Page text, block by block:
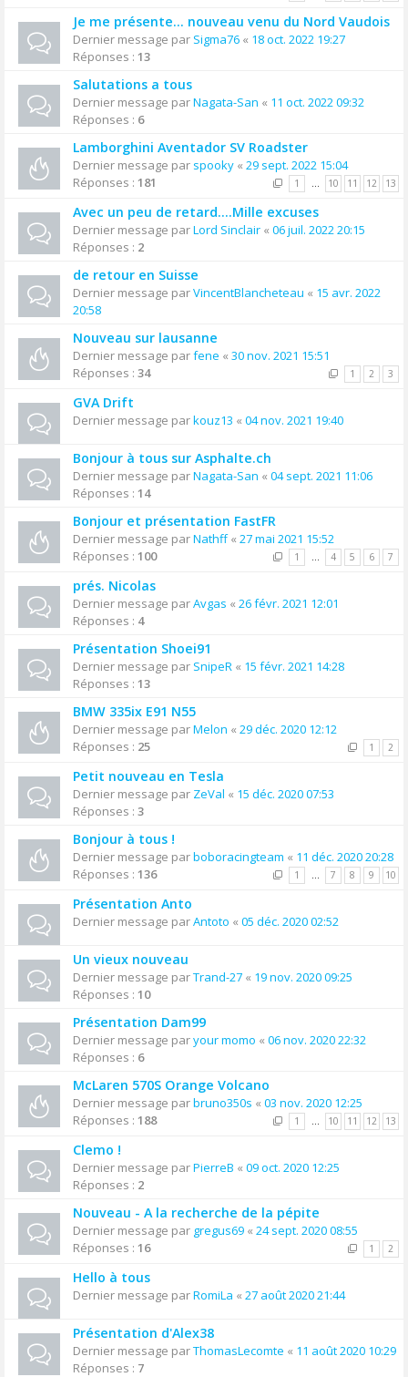
Je me présente... nouveau venu du Nord Vaudois
Dernier message par Sigma76 « 18 oct. 2022 19:27
Réponses : 13
Salutations a tous
Dernier message parNagata-San « 11 oct. 2022 09:32
Réponses : 6
Lamborghini Aventador SV Roadster
Dernier message par spooky « 29 sept. 2022 15:04
Réponses : 181 1 … 10 11 12 13
Avec un peu de retard....Mille excuses
Dernier message parLord Sinclair « 06 juil. 2022 20:15
Réponses : 2
de retour en Suisse
Dernier message parVincentBlancheteau « 15 avr. 2022
20:58
Nouveau sur lausanne
Dernier message parfene « 30 nov. 2021 15:51
Réponses : 34 1 2 3
GVA Drift
Dernier message parkouz13 « 04 nov. 2021 19:40
Bonjour à tous sur Asphalte.ch
Dernier message parNagata-San « 04 sept. 2021 11:06
Réponses : 14
Bonjour et présentation FastFR
Dernier message parNathff« 27 mai 2021 15:52
Réponses : 100 1 … 4 5 6 7
prés. Nicolas
Dernier message parAvgas « 26 févr. 2021 12:01
Réponses : 4
Présentation Shoei91
Dernier message par SnipeR « 15 févr. 2021 14:28
Réponses : 13
BMW 335ix E91 N55
Dernier message parMelon « 29 déc. 2020 12:12
Réponses : 25 1 2
Petit nouveau en Tesla
Dernier message par ZeVal « 15 déc. 2020 07:53
Réponses : 3
Bonjour à tous !
Dernier message parboboracingteam « 11 déc. 2020 20:28
Réponses : 136 1 … 7 8 9 10
Présentation Anto
Dernier message parAntoto « 05 déc. 2020 02:52
Un vieux nouveau
Dernier message parTrand-27 « 19 nov. 2020 09:25
Réponses : 10
Présentation Dam99
Dernier message paryour momo « 06 nov. 2020 22:32
Réponses : 6
McLaren 570S Orange Volcano
Dernier message parbruno350s « 03 nov. 2020 12:25
Réponses : 188 1 … 10 11 12 13
Clemo !
Dernier message parPierreB « 09 oct. 2020 12:25
Réponses : 2
Nouveau - A la recherche de la pépite
Dernier message par gregus69 « 24 sept. 2020 08:55
Réponses : 16 1 2
Hello à tous
Dernier message parRomiLa « 27 août 2020 21:44
Présentation d'Alex38
Dernier message parThomasLecomte « 11 août 2020 10:29
Réponses : 7